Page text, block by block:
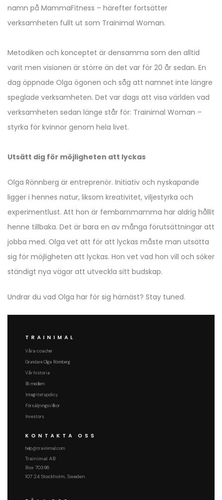
namn på MammaFitness – härefter fortsätter
verksamheten fullt ut som Trainimal Woman.
Metodiken och konceptet är densamma som den alltid
varit men visionen är större än det var för 20 år sedan. En
dag öppnade Olga ögonen och såg att namnet inte längre
speglade verksamheten. Det var dags att visa världen vad
verksamheten sedan länge står för: Trainimal Woman –
styrka för kvinnor genom hela livet.
Utsätt dig för möjligheten att lyckas
Olga Rönnberg är entreprenör. Initiativ och nyskapande
ligger i hennes natur, liksom kreativitet, viljestyrka och
experimentlust. Att hon är fembarnmamma har aldrig hållit
henne tillbaka. Det är bara en av många förutsättningar att
jobba med. Olga vet att för att lyckas måste man utsätta
sig för möjligheten att lyckas. Hon vet vad hon vill och söker
ständigt nya vägar att utveckla sitt budskap.
Undrar du vad Olga har för sig härnäst? Stay tuned.
TRAINIMAL
Våra coacher
Grundare Olga Rönnberg
Vår historia
Bli medlem
Integritetspolicy
Försäljningsvillkor
Investors
KONTAKTA OSS
help@trainimal.com
Trainimal AB
Box 70396
107 24 Stockholm, Sweden